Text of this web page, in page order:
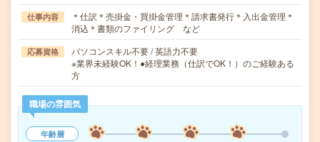
仕事内容
＊仕訳＊売掛金・買掛金管理＊請求書発行＊入出金管理＊
消込＊書類のファイリング など
応募資格
パソコンスキル不要 / 英語力不要
※業界未経験OK！●経理業務（仕訳でOK！）のご経験ある
方
職場の雰囲気
年齢層